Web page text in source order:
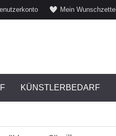
Mein Wunschzettel
KÜNSTLERBEDARF